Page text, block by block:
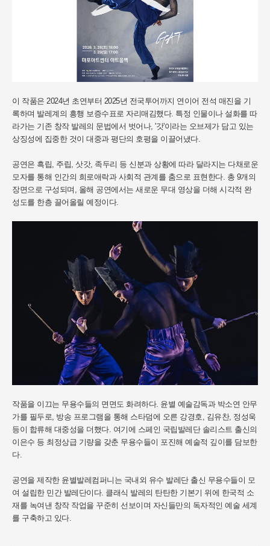
이 작품은 2024년 초연부터 2025년 전국투어까지 연이어 전석 매진을 기
록하며 발레계의 흥행 보증수표로 자리매김했다. 특정 인물이나 설화를 따
라가는 기존 창작 발레의 문법에서 벗어나, '갓'이라는 오브제가 담고 있는
상징성에 집중한 것이 대중과 평단의 호평을 이끌어냈다.
공연은 흑립, 주립, 삿갓, 족두리 등 신분과 상황에 따라 달라지는 다채로운
모자를 통해 인간의 희로애락과 사회적 관계를 춤으로 표현한다. 총 9개의
장면으로 구성되며, 올해 공연에서는 새로운 무대 영상을 더해 시각적 완
성도를 한층 끌어올릴 예정이다.
작품을 이끄는 무용수들의 면면도 화려하다. 윤별 예술감독과 박소연 안무
가를 필두로, 방송 프로그램을 통해 스타덤에 오른 강경호, 김유찬, 정성욱
등이 합류해 대중성을 더했다. 여기에 스페인 국립발레단 솔리스트 출신의
이은수 등 최정상급 기량을 갖춘 무용수들이 포진해 예술적 깊이를 담보한
다.
공연을 제작한 윤별발레컴퍼니는 국내외 유수 발레단 출신 무용수들이 모
여 설립한 민간 발레단이다. 클래식 발레의 탄탄한 기본기 위에 한국적 소
재를 녹여낸 창작 작업을 꾸준히 선보이며 자신들만의 독자적인 예술 세계
를 구축하고 있다.